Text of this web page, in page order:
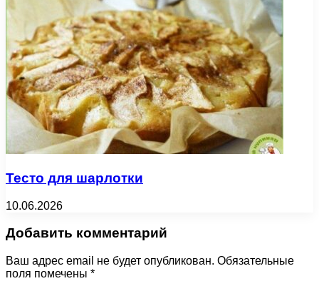
Тесто для шарлотки
10.06.2026
Добавить комментарий
Ваш адрес email не будет опубликован. Обязательные
поля помечены *